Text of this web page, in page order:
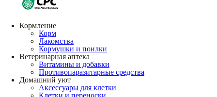
Кормление
Корм
Лакомства
Кормушки и поилки
Ветеринарная аптека
Витамины и добавки
Противопаразитарные средства
Домашний уют
Аксессуары для клетки
Клетки и переноски